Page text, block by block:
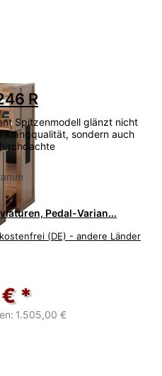
liegen noch keine
R
Spitzenmodell glänzt nicht
Klangqualität, sondern auch
Pedal-Varian...
(DE) - andere Länder
€ *
1.505,00 €